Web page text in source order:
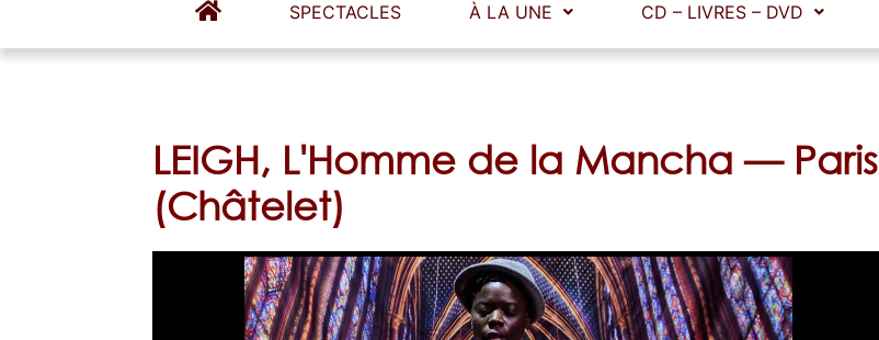
SPECTACLES À LA UNE CD – LIVRES – DVD
LEIGH, L'Homme de la Mancha — Paris
(Châtelet)